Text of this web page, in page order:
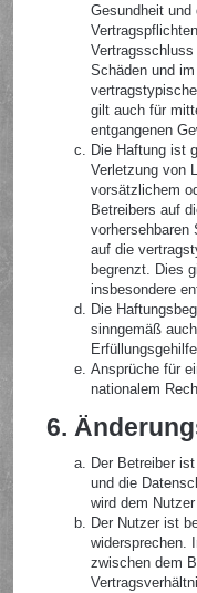
Gesundheit und
Schäden und
gilt auch für
entgangenen
Die Haftung ist
Verletzung von
vorsätzlichem
Betreibers auf
vorhersehbaren
auf die
begrenzt. Dies
insbesondere
Die
sinngemäß
Ansprüche für
nationalem
6.
Der Betreiber
und die
wird dem
Der Nutzer ist
widersprechen.
zwischen dem